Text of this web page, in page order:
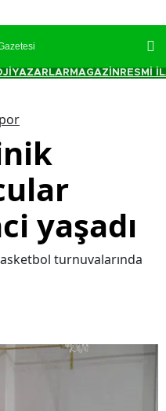
YAZARLAR MAGAZİN RESMİ
yaşadı
turnuvalarında